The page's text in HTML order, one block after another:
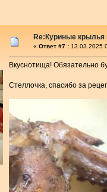
Re:Куриные крылья
« Ответ #7 : 13.03.2025
Вкуснотища! Обязательно
Стеллочка, спасибо за